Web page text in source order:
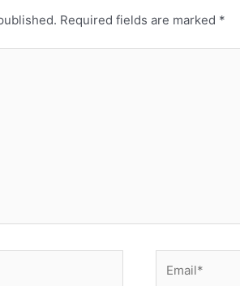
Required fields are marked *